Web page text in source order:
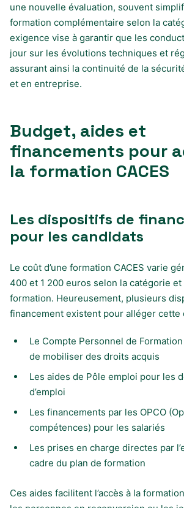
une nouvelle évaluation, souvent
formation complémentaire selon la
exigence vise à garantir que les
jour sur les évolutions techniques et
assurant ainsi la continuité de la
et en entreprise.
Budget, aides et
financements pour
la formation CACES
Les dispositifs de
pour les candidats
Le coût d’une formation CACES varie
400 et 1 200 euros selon la catégorie
formation. Heureusement, plusieurs
financement existent pour alléger cette
Le Compte Personnel de
de mobiliser des droits acquis
Les aides de Pôle emploi pour les
d’emploi
Les financements par les OPCO
compétences) pour les salariés
Les prises en charge directes par
cadre du plan de formation
Ces aides facilitent l’accès à la